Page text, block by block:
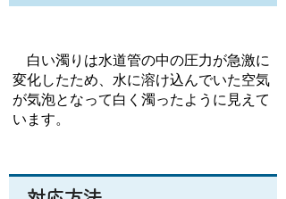
白い濁りは水道管の中の圧力が急激に
変化したため、水に溶け込んでいた空気
が気泡となって白く濁ったように見えて
います。